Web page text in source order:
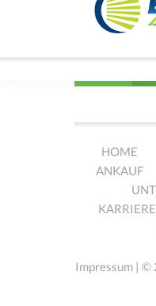
HOME
ANKAUF
KARRIERE
Impressum | ©